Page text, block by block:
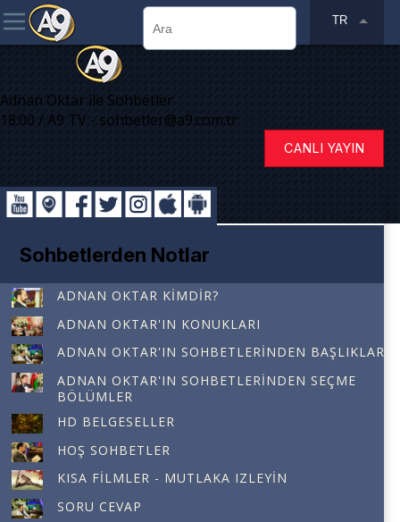
TR
Adnan Oktar ile Sohbetler
18:00 / A9 TV - sohbetler@a9.com.tr
CANLI YAYIN
Sohbetlerden Notlar
ADNAN OKTAR KIMDIR?
ADNAN OKTAR'IN KONUKLARI
ADNAN OKTAR'IN SOHBETLERINDEN BAŞLIKLAR
ADNAN OKTAR'IN SOHBETLERINDEN SEÇME
BÖLÜMLER
HD BELGESELLER
HOŞ SOHBETLER
KISA FILMLER - MUTLAKA IZLEYIN
SORU CEVAP